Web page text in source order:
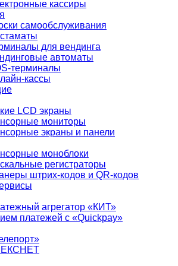
кассиры
самообслуживания
для вендинга
автоматы
терминалы
кассы
LCD экраны
мониторы
экраны и панели
моноблоки
регистраторы
штрих-кодов и QR-кодов
агрегатор «КИТ»
платежей с «Quickpay»